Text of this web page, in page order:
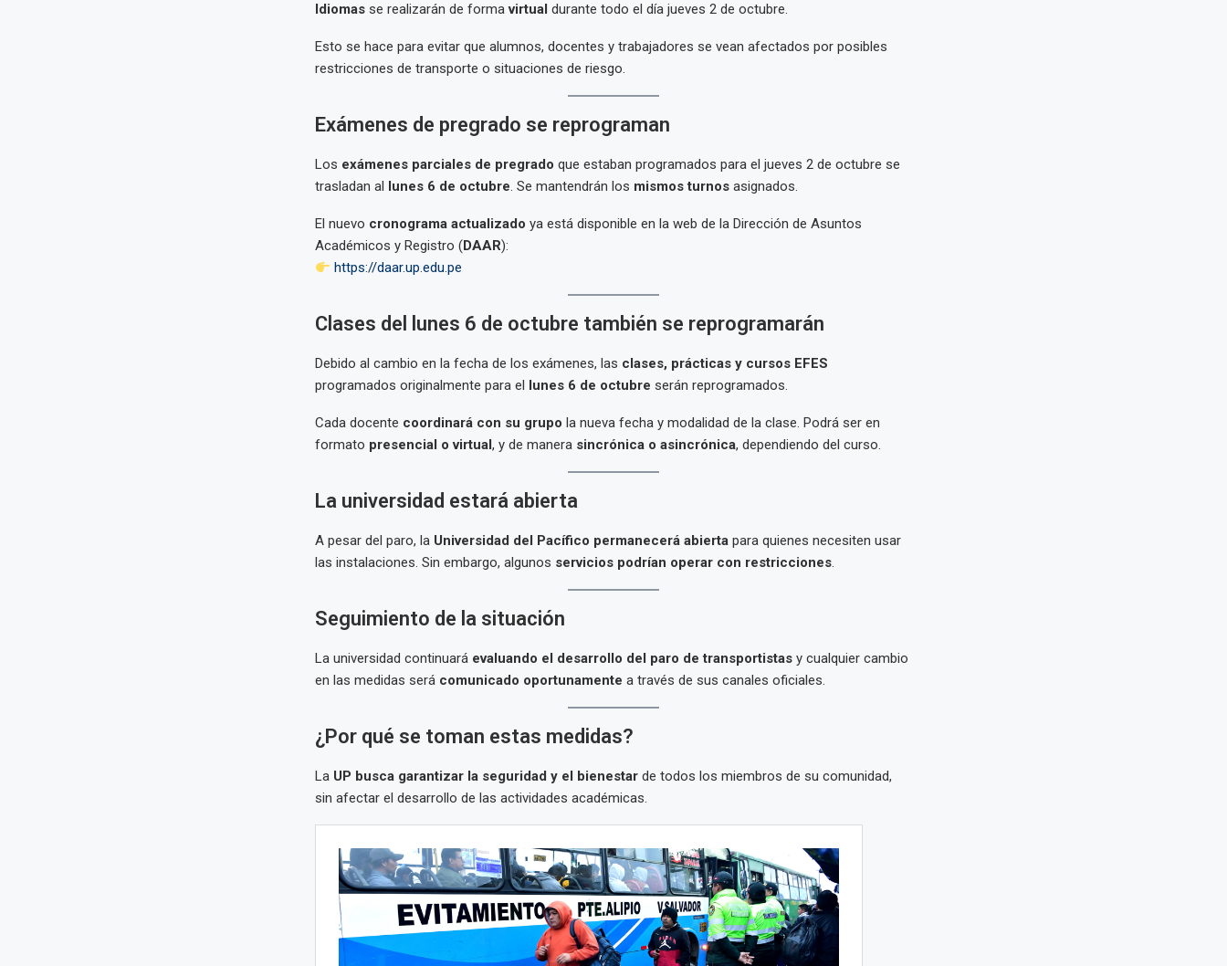
Idiomasse realizarán de formavirtual durante todo el día jueves 2 de octubre.
Esto se hace para evitar que alumnos, docentes y trabajadores se vean afectados por posibles
restricciones de transporte o situaciones de riesgo.
Exámenes de pregrado se reprograman
Los exámenes parciales de pregrado que estaban programados para el jueves 2 de octubre se
trasladan al lunes 6 de octubre. Se mantendrán los mismos turnosasignados.
El nuevo cronograma actualizado ya está disponible en la web de la Dirección de Asuntos
Académicos y Registro (DAAR):
https://daar.up.edu.pe
Clases del lunes 6 de octubre también se reprogramarán
Debido al cambio en la fecha de los exámenes, las clases, prácticas y cursos EFES
programados originalmente para el lunes 6 de octubre serán reprogramados.
Cada docente coordinará con su grupo la nueva fecha y modalidad de la clase. Podrá ser en
formato presencial o virtual, y de manera sincrónica o asincrónica, dependiendo del curso.
La universidad estará abierta
A pesar del paro, la Universidad del Pacífico permanecerá abiertapara quienes necesiten usar
las instalaciones. Sin embargo, algunos servicios podrían operar con restricciones.
Seguimiento de la situación
La universidad continuará evaluando el desarrollo del paro de transportistasy cualquier cambio
en las medidas será comunicado oportunamente a través de sus canales oficiales.
¿Por qué se toman estas medidas?
La UP busca garantizar la seguridad y el bienestarde todos los miembros de su comunidad,
sin afectar el desarrollo de las actividades académicas.